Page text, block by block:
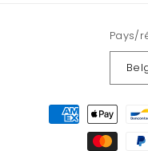
Pays/
Moyens